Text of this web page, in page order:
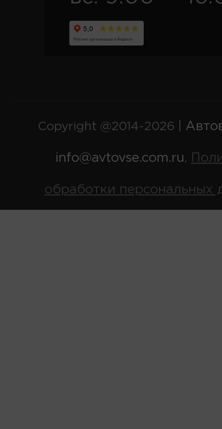
Copyright @2014-2026 |
info@avtovse.com.ru,
обработки персональных